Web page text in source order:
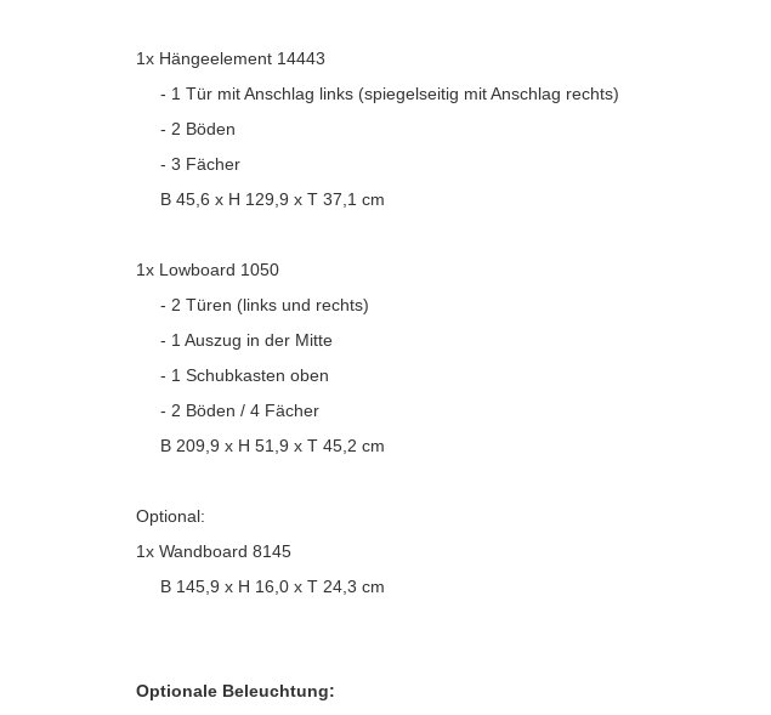
1x Hängeelement 14443
- 1 Tür mit Anschlag links (spiegelseitig mit Anschlag rechts)
- 2 Böden
- 3 Fächer
B 45,6 x H 129,9 x T 37,1 cm
1x Lowboard 1050
- 2 Türen (links und rechts)
- 1 Auszug in der Mitte
- 1 Schubkasten oben
- 2 Böden / 4 Fächer
B 209,9 x H 51,9 x T 45,2 cm
Optional:
1x Wandboard 8145
B 145,9 x H 16,0 x T 24,3 cm
Optionale Beleuchtung: